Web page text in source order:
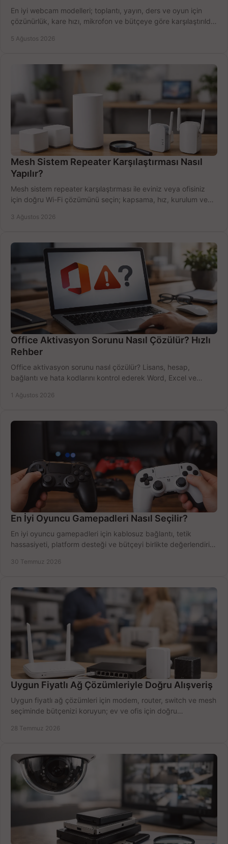
En iyi webcam modelleri; toplantı, yayın, ders ve oyun için
çözünürlük, kare hızı, mikrofon ve bütçeye göre karşılaştırıldı.
5 Ağustos 2026
Mesh Sistem Repeater Karşılaştırması Nasıl
Yapılır?
Mesh sistem repeater karşılaştırması ile eviniz veya ofisiniz
için doğru Wi-Fi çözümünü seçin; kapsama, hız, kurulum ve
3 Ağustos 2026
Office Aktivasyon Sorunu Nasıl Çözülür? Hızlı
Rehber
Office aktivasyon sorunu nasıl çözülür? Lisans, hesap,
bağlantı ve hata kodlarını kontrol ederek Word, Excel ve
1 Ağustos 2026
En İyi Oyuncu Gamepadleri Nasıl Seçilir?
En iyi oyuncu gamepadleri için kablosuz bağlantı, tetik
hassasiyeti, platform desteği ve bütçeyi birlikte değerlendirin;
30 Temmuz 2026
Uygun Fiyatlı Ağ Çözümleriyle Doğru Alışveriş
Uygun fiyatlı ağ çözümleri için modem, router, switch ve mesh
seçiminde bütçenizi koruyun; ev ve ofis için doğru
28 Temmuz 2026